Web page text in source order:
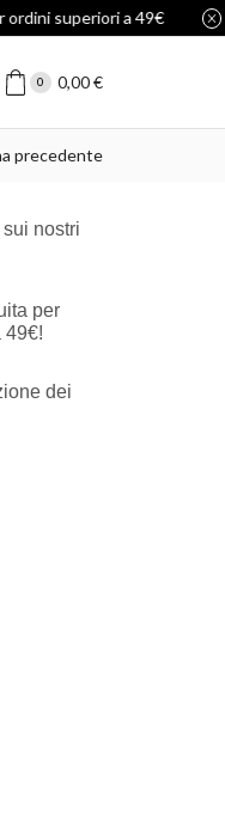
0 0,00€
precedente
nostri
per
49€!
dei